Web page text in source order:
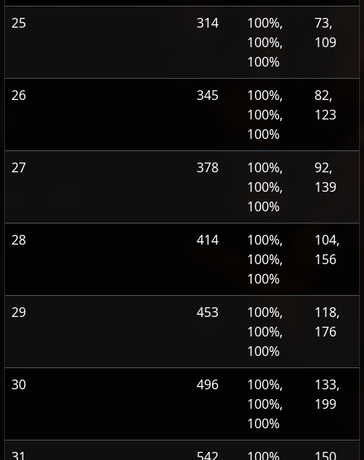
25 314
100%,
100%,
100%
73,
109
26 345
100%,
100%,
100%
82,
123
27 378
100%,
100%,
100%
92,
139
28 414
100%,
100%,
100%
104,
156
29 453
100%,
100%,
100%
118,
176
30 496
100%,
100%,
100%
133,
199